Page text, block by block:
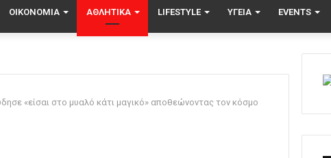
ΟΙΚΟΝΟΜΊΑ ΑΘΛΗΤΙΚΆ LIFESTYLE ΥΓΕΊΑ EVENTS
«είσαι στο μυαλό κάτι μαγικό» αποθεώνοντας τον κόσμο